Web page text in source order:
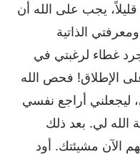
يجب على الله أن
الذاتية
غطاء لرغبتي في
الإطلاق! فحص الله
أراجع نفسي
الله لي. بعد ذلك
الآن مشيئتك. أود